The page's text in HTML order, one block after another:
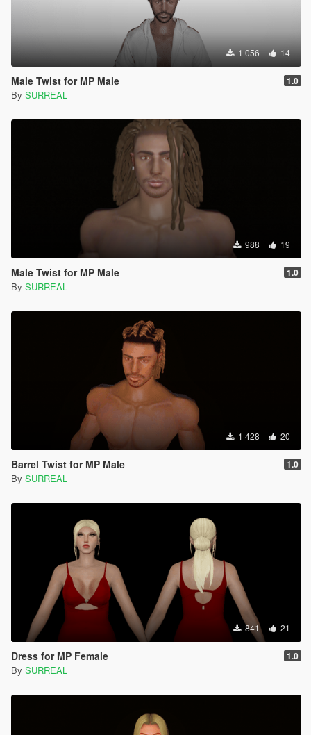
1 056 14
Male Twist for MP Male 1.0
By SURREAL
988 19
Male Twist for MP Male 1.0
By SURREAL
1 428 20
Barrel Twist for MP Male 1.0
By SURREAL
841 21
Dress for MP Female 1.0
By SURREAL